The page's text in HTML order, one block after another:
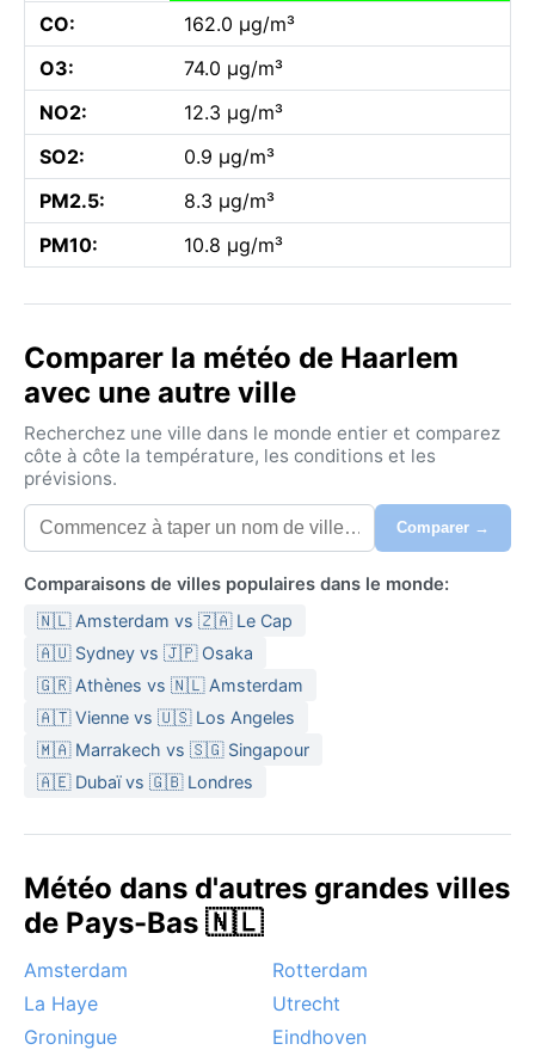
CO:
162.0 µg/m³
O3:
74.0 µg/m³
NO2:
12.3 µg/m³
SO2:
0.9 µg/m³
PM2.5:
8.3 µg/m³
PM10:
10.8 µg/m³
Comparer la météo de Haarlem
avec une autre ville
Recherchez une ville dans le monde entier et comparez
côte à côte la température, les conditions et les
prévisions.
Comparer →
Comparaisons de villes populaires dans le monde:
🇳🇱 Amsterdam vs 🇿🇦 Le Cap
🇦🇺 Sydney vs 🇯🇵 Osaka
🇬🇷 Athènes vs 🇳🇱 Amsterdam
🇦🇹 Vienne vs 🇺🇸 Los Angeles
🇲🇦 Marrakech vs 🇸🇬 Singapour
🇦🇪 Dubaï vs 🇬🇧 Londres
Météo dans d'autres grandes villes
de Pays-Bas 🇳🇱
Amsterdam
Rotterdam
La Haye
Utrecht
Groningue
Eindhoven